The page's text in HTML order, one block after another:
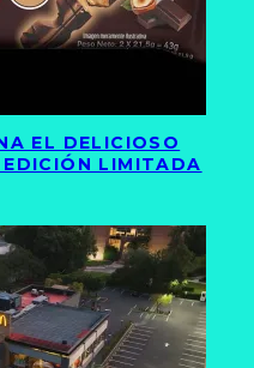
EL DELICIOSO
EDICIÓN LIMITADA